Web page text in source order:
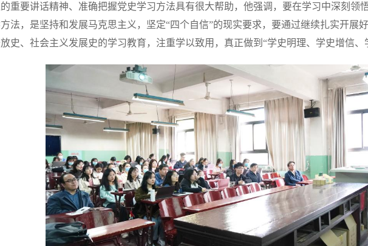
重要讲话精神、准确把握党史学习方法具有很大帮助，他强调，要在学习中深刻领
法，是坚持和发展马克思主义，坚定“四个自信”的现实要求，要通过继续扎实开展
史、社会主义发展史的学习教育，注重学以致用，真正做到“学史明理、学史增信、